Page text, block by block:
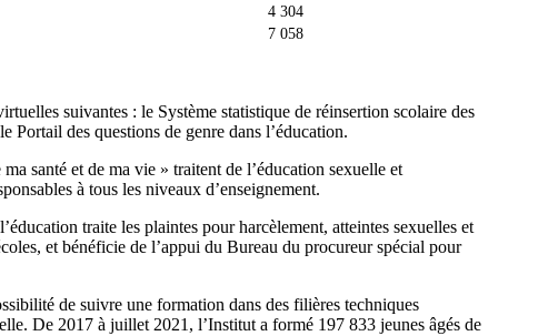
4 304
7 058
suivantes : le Système statistique de réinsertion scolaire des
Portail des questions de genre dans l’éducation.
santé et de ma vie » traitent de l’éducation sexuelle et
à tous les niveaux d’enseignement.
traite les plaintes pour harcèlement, atteintes sexuelles et
et bénéficie de l’appui du Bureau du procureur spécial pour
de suivre une formation dans des filières techniques
De 2017 à juillet 2021, l’Institut a formé 197 833 jeunes âgés de